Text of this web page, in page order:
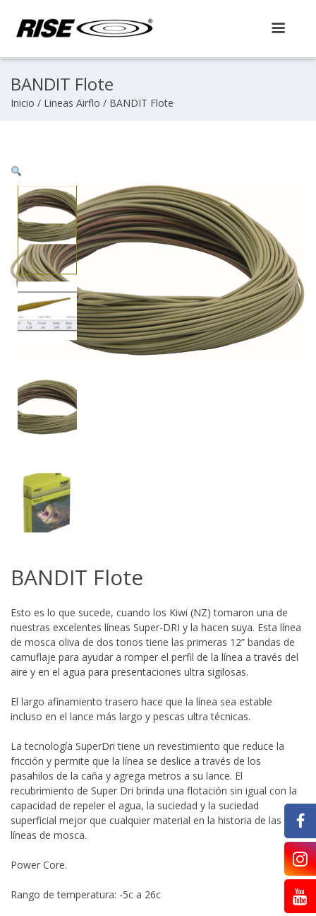
content
BANDIT Flote
Inicio / Lineas Airflo / BANDIT Flote
BANDIT Flote
Esto es lo que sucede, cuando los Kiwi (NZ) tomaron una de
nuestras excelentes líneas Super-DRI y la hacen suya. Esta línea
de mosca oliva de dos tonos tiene las primeras 12” bandas de
camuflaje para ayudar a romper el perfil de la línea a través del
aire y en el agua para presentaciones ultra sigilosas.
El largo afinamiento trasero hace que la línea sea estable
incluso en el lance más largo y pescas ultra técnicas.
La tecnología SuperDri tiene un revestimiento que reduce la
fricción y permite que la línea se deslice a través de los
pasahilos de la caña y agrega metros a su lance. El
recubrimiento de Super Dri brinda una flotación sin igual con la
capacidad de repeler el agua, la suciedad y la suciedad
superficial mejor que cualquier material en la historia de las
líneas de mosca.
Power Core.
Rango de temperatura: -5c a 26c